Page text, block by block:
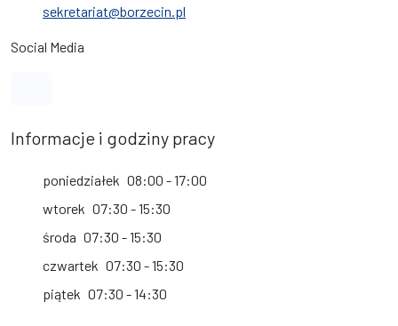
sekretariat@borzecin.pl
Social Media
Informacje i godziny pracy
poniedziałek 08:00 - 17:00
wtorek 07:30 - 15:30
środa 07:30 - 15:30
czwartek 07:30 - 15:30
piątek 07:30 - 14:30